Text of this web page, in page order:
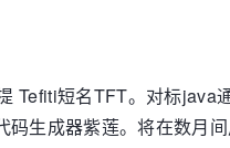
Tefiti短名TFT。对标java
码生成器紫莲。将在数月